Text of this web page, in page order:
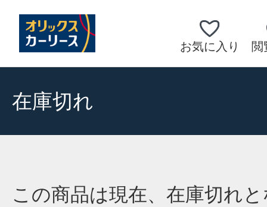
お気に入り 閲
在庫切れ
この商品は現在、在庫切れ